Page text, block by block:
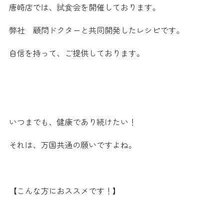
唐崎店では、試食会を開催しております。
弊社 顧問ドクターと共同開発したレシピです。
自信を持って、ご提供しております。
いつまでも、健康であり続けたい！
それは、万国共通の願いですよね。
【こんな方におススメです！】